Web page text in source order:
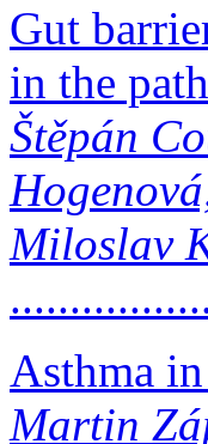
Gut
in the
Štěpán
Miloslav
Asthma
Martin